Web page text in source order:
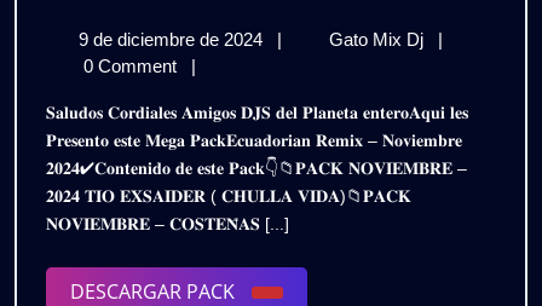
𝗣𝗔𝗖𝗞
𝗡𝗢𝗩𝗜𝗘𝗠𝗕𝗥𝗘
𝟮𝗞𝟮𝟰
–
𝗘𝗫𝗦𝗔𝗜𝗗𝗘𝗥
𝗗𝗝
9 de diciembre de 2024
de
2024
| Gato Mix Dj
𝟮𝗞𝟮𝟰
–
|
0 Comment
|
𝐒𝐚𝐥𝐮𝐝𝐨𝐬 𝐂𝐨𝐫𝐝𝐢𝐚𝐥𝐞𝐬 𝐀𝐦𝐢𝐠𝐨𝐬 𝐃𝐉𝐒 𝐝𝐞𝐥 𝐏𝐥𝐚𝐧𝐞𝐭𝐚 𝐞𝐧𝐭𝐞𝐫𝐨𝐀𝐪𝐮𝐢 𝐥𝐞𝐬
𝐏𝐫𝐞𝐬𝐞𝐧𝐭𝐨 𝐞𝐬𝐭𝐞 𝐌𝐞𝐠𝐚 𝐏𝐚𝐜𝐤𝐄𝐜𝐮𝐚𝐝𝐨𝐫𝐢𝐚𝐧 𝐑𝐞𝐦𝐢𝐱 – 𝐍𝐨𝐯𝐢𝐞𝐦𝐛𝐫𝐞
𝟐𝟎𝟐𝟒✔𝐂𝐨𝐧𝐭𝐞𝐧𝐢𝐝𝐨 𝐝𝐞 𝐞𝐬𝐭𝐞 𝐏𝐚𝐜𝐤👇📁𝐏𝐀𝐂𝐊 𝐍𝐎𝐕𝐈𝐄𝐌𝐁𝐑𝐄 –
𝟐𝟎𝟐𝟒 𝐓𝐈𝐎 𝐄𝐗𝐒𝐀𝐈𝐃𝐄𝐑 ( 𝐂𝐇𝐔𝐋𝐋𝐀 𝐕𝐈𝐃𝐀)📁𝐏𝐀𝐂𝐊
𝐍𝐎𝐕𝐈𝐄𝐌𝐁𝐑𝐄 – 𝐂𝐎𝐒𝐓𝐄𝐍̃𝐀𝐒 [...]
DESCARGAR PACK
DESCARGAR